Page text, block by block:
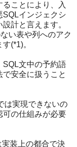
ことにより、入
SQLインジェクシ
計と言えます。
い表や列へのアク
(*1)。
SQL文中の予約語
安全に扱うこと
は実現できないの
可の仕組みが必要
装上の都合で決